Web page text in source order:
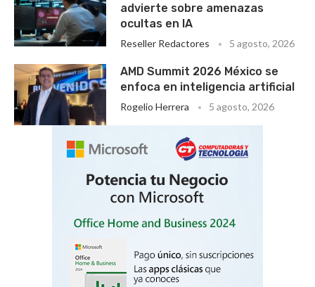
advierte sobre amenazas
ocultas en IA
Reseller Redactores 5 agosto, 2026
AMD Summit 2026 México se
enfoca en inteligencia artificial
Rogelio Herrera 5 agosto, 2026